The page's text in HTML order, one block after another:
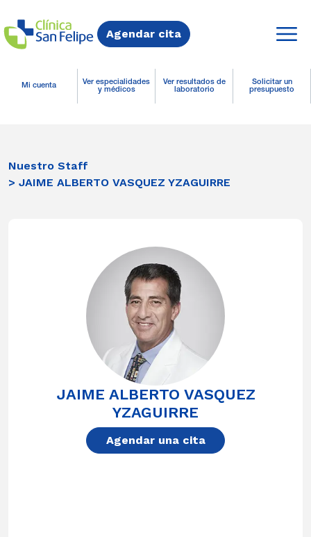
Agendar cita
Mi cuenta
Ver especialidades
y médicos
Ver resultados de
laboratorio
Solicitar un
presupuesto
Nuestro Staff
> JAIME ALBERTO VASQUEZ YZAGUIRRE
JAIME ALBERTO VASQUEZ
YZAGUIRRE
Agendar una cita